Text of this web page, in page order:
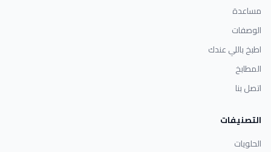
مساعدة
الوصفات
اطبخ باللي عندك
المطابخ
اتصل بنا
التصنيفات
الحلويات